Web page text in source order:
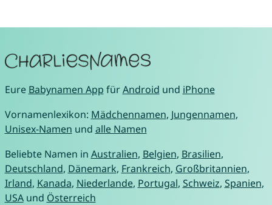
Eure Babynamen App fürAndroid und iPhone
Vornamenlexikon: Mädchennamen, Jungennamen,
Unisex-Namen und alle Namen
Beliebte Namen in Australien, Belgien, Brasilien,
Deutschland, Dänemark, Frankreich, Großbritannien,
Irland, Kanada, Niederlande, Portugal, Schweiz, Spanien,
USAund Österreich